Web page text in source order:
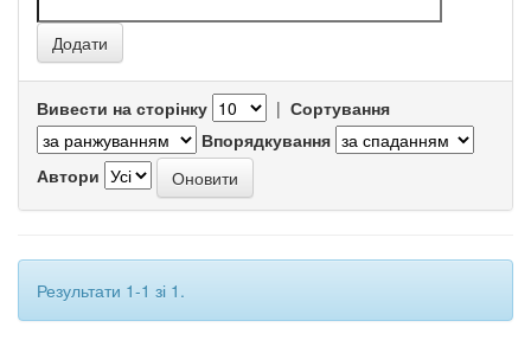
Вивести на сторінку | Сортування
Впорядкування
Автори
Результати 1-1 зі 1.